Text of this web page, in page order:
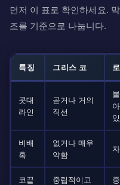
먼저 이 표로 확인하세요.
조를 기준으로 나눕니다.
특징 그리스 코
콧대
라인
곧거나 거의
직선
비배
혹
없거나 매우
약함
코끝
중립적이고